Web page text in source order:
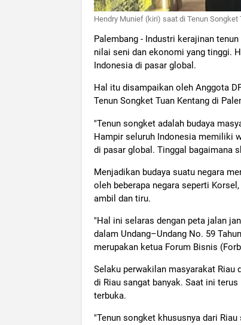
Hendry Munief (kiri) saat di Tenun Songket
Palembang - Industri kerajinan
nilai seni dan ekonomi yang tinggi.
Indonesia di pasar global.
Hal itu disampaikan oleh Anggota
Tenun Songket Tuan Kentang di
"Tenun songket adalah budaya
Hampir seluruh Indonesia memiliki
di pasar global. Tinggal bagaimana
Menjadikan budaya suatu negara
oleh beberapa negara seperti
ambil dan tiru.
"Hal ini selaras dengan peta jalan
dalam Undang–Undang No. 59
merupakan ketua Forum Bisnis
Selaku perwakilan masyarakat Riau
di Riau sangat banyak. Saat ini
terbuka.
"Tenun songket khususnya dari